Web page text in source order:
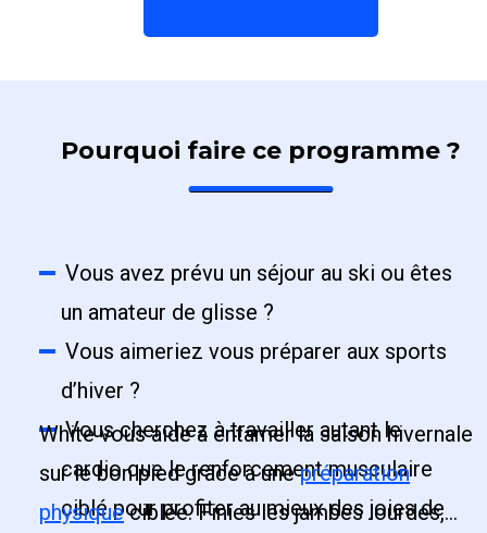
Pourquoi faire ce programme ?
Vous avez prévu un séjour au ski ou êtes
un amateur de glisse ?
Vous aimeriez vous préparer aux sports
d’hiver ?
Vous cherchez à travailler autant le
cardio que le renforcement musculaire
ciblé pour profiter au mieux des joies de
White vous aide à entamer la saison hivernale
sur le bon pied grâce à unepréparation
physiqueciblée. Finies les jambes lourdes,